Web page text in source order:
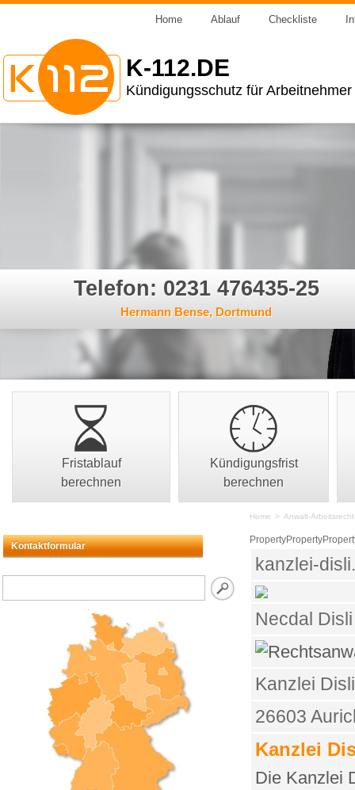
Home Ablauf Checkliste
K-112.DE
Kündigungsschutz für Arbeitnehmer
Telefon: 0231 476435-25
Hermann Bense, Dortmund
Fristablauf
berechnen
Kündigungsfrist
berechnen
Home > Anwalt-Arbeitsrecht
Kontaktformular
kanzlei-
Necdal Disli
Kanzlei
26603
Kanzlei
Die Kanzlei